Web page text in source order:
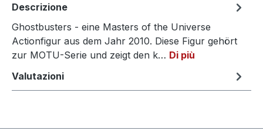
Descrizione
Ghostbusters - eine Masters of the Universe
Actionfigur aus dem Jahr 2010. Diese Figur gehört
zur MOTU-Serie und zeigt den k… Di più
Valutazioni